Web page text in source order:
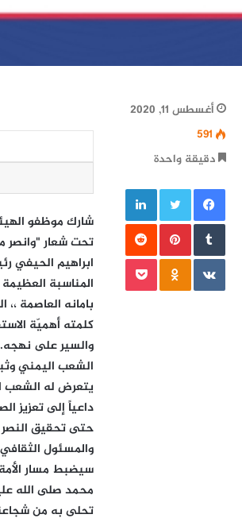
شارك موظفو
تحت شعار "وانصر
ابراهيم الحيفي
المناسبة
بامانه العاصمة
كلمته أهميّة
والسير على نهجه.
الشعب اليمني
يتعرض له الشعب
داعياً إلى تعزيز
حتى تحقيق النصر
والمسئول
سيضبط مسار
محمد صلى الله
تحلى به من
أغسطس 11, 2020
591
دقيقة واحدة
فيسبوك تويتر
‏Tumblr
بينتيريست
‏VKontakte
Odnoklassniki